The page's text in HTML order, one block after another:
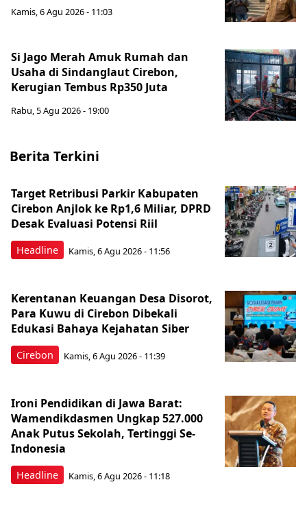
Kamis, 6 Agu 2026 - 11:03
Si Jago Merah Amuk Rumah dan
Usaha di Sindanglaut Cirebon,
Kerugian Tembus Rp350 Juta
Rabu, 5 Agu 2026 - 19:00
Berita Terkini
Headline
Target Retribusi Parkir Kabupaten
Cirebon Anjlok ke Rp1,6 Miliar, DPRD
Desak Evaluasi Potensi Riil
Kamis, 6 Agu 2026 - 11:56
Cirebon
Kerentanan Keuangan Desa Disorot,
Para Kuwu di Cirebon Dibekali
Edukasi Bahaya Kejahatan Siber
Kamis, 6 Agu 2026 - 11:39
Headline
Ironi Pendidikan di Jawa Barat:
Wamendikdasmen Ungkap 527.000
Anak Putus Sekolah, Tertinggi Se-
Indonesia
Kamis, 6 Agu 2026 - 11:18